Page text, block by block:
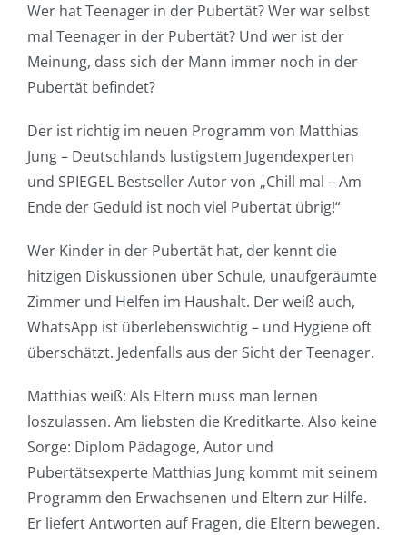
Wer hat Teenager in der Pubertät? Wer war selbst
mal Teenager in der Pubertät? Und wer ist der
Meinung, dass sich der Mann immer noch in der
Pubertät befindet?
Der ist richtig im neuen Programm von Matthias
Jung – Deutschlands lustigstem Jugendexperten
und SPIEGEL Bestseller Autor von „Chill mal – Am
Ende der Geduld ist noch viel Pubertät übrig!“
Wer Kinder in der Pubertät hat, der kennt die
hitzigen Diskussionen über Schule, unaufgeräumte
Zimmer und Helfen im Haushalt. Der weiß auch,
WhatsApp ist überlebenswichtig – und Hygiene oft
überschätzt. Jedenfalls aus der Sicht der Teenager.
Matthias weiß: Als Eltern muss man lernen
loszulassen. Am liebsten die Kreditkarte. Also keine
Sorge: Diplom Pädagoge, Autor und
Pubertätsexperte Matthias Jung kommt mit seinem
Programm den Erwachsenen und Eltern zur Hilfe.
Er liefert Antworten auf Fragen, die Eltern bewegen.